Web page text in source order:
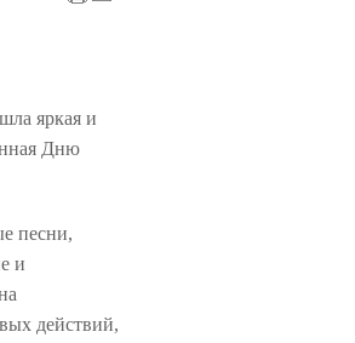
яркая и
Дню
песни,
и
действий,